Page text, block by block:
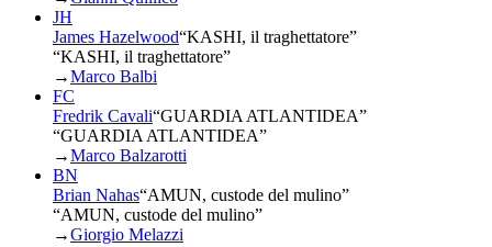
JH
James Hazelwood“KASHI, il traghettatore”
“KASHI, il traghettatore”
→Marco Balbi
FC
Fredrik Cavali“GUARDIA ATLANTIDEA”
“GUARDIA ATLANTIDEA”
→Marco Balzarotti
BN
Brian Nahas“AMUN, custode del mulino”
“AMUN, custode del mulino”
→Giorgio Melazzi